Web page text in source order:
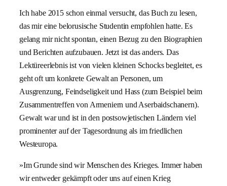
Ich habe 2015 schon einmal versucht, das Buch zu lesen,
das mir eine belorusische Studentin empfohlen hatte. Es
gelang mir nicht spontan, einen Bezug zu den Biographien
und Berichten aufzubauen. Jetzt ist das anders. Das
Lektüreerlebnis ist von vielen kleinen Schocks begleitet, es
geht oft um konkrete Gewalt an Personen, um
Ausgrenzung, Feindseligkeit und Hass (zum Beispiel beim
Zusammentreffen von Armeniern und Aserbaidschanern).
Gewalt war und ist in den postsowjetischen Ländern viel
prominenter auf der Tagesordnung als im friedlichen
Westeuropa.
»Im Grunde sind wir Menschen des Krieges. Immer haben
wir entweder gekämpft oder uns auf einen Krieg